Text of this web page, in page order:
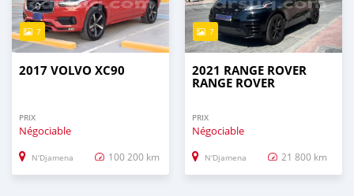
7
2017 VOLVO XC90
PRIX
Négociable
N'Djamena 100 200 km
7
2021 RANGE ROVER
RANGE ROVER
PRIX
Négociable
N'Djamena 21 800 km